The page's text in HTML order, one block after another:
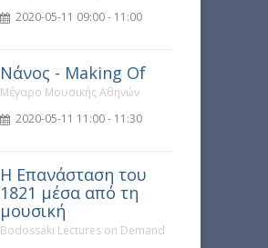
2020-05-11 09:00 - 11:00
Νάνος - Making Of
Μέγαρο Μουσικής Αθηνών
2020-05-11 11:00 - 11:30
Η Επανάσταση του
1821 μέσα από τη
μουσική
Bodossaki Lectures on Demand